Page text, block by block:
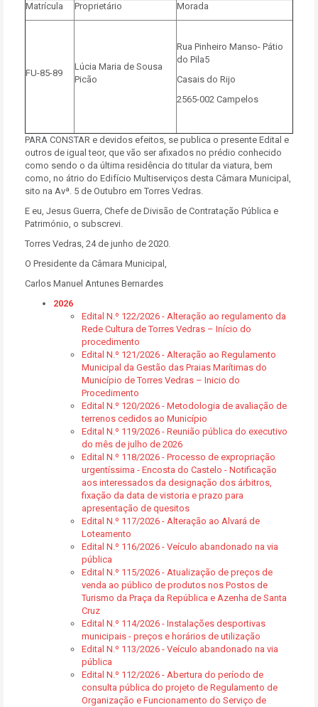
Matrícula
Proprietário Morada
FU-85-89
Lúcia Maria de Sousa
Picão
Rua Pinheiro Manso- Pátio
do Pila5
Casais do Rijo
2565-002 Campelos
PARA CONSTAR e devidos efeitos, se publica o presente Edital e
outros de igual teor, que vão ser afixados no prédio conhecido
como sendo o da última residência do titular da viatura, bem
como, no átrio do Edifício Multiserviços desta Câmara Municipal,
sito na Avª. 5 de Outubro em Torres Vedras.
E eu, Jesus Guerra, Chefe de Divisão de Contratação Pública e
Património, o subscrevi.
Torres Vedras, 24 de junho de 2020.
O Presidente da Câmara Municipal,
Carlos Manuel Antunes Bernardes
2026
Edital N.º 122/2026 - Alteração ao regulamento da
Rede Cultura de Torres Vedras – Início do
procedimento
Edital N.º 121/2026 - Alteração ao Regulamento
Municipal da Gestão das Praias Marítimas do
Município de Torres Vedras – Inicio do
Procedimento
Edital N.º 120/2026 - Metodologia de avaliação de
terrenos cedidos ao Município
Edital N.º 119/2026 - Reunião pública do executivo
do mês de julho de 2026
Edital N.º 118/2026 - Processo de expropriação
urgentíssima - Encosta do Castelo - Notificação
aos interessados da designação dos árbitros,
fixação da data de vistoria e prazo para
apresentação de quesitos
Edital N.º 117/2026 - Alteração ao Alvará de
Loteamento
Edital N.º 116/2026 - Veículo abandonado na via
pública
Edital N.º 115/2026 - Atualização de preços de
venda ao público de produtos nos Postos de
Turismo da Praça da República e Azenha de Santa
Cruz
Edital N.º 114/2026 - Instalações desportivas
municipais - preços e horários de utilização
Edital N.º 113/2026 - Veículo abandonado na via
pública
Edital N.º 112/2026 - Abertura do período de
consulta pública do projeto de Regulamento de
Organização e Funcionamento do Serviço de